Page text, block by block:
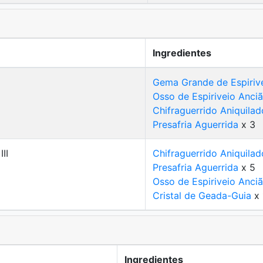
Ingredientes
Gema Grande de
Osso de Espiriveio
Chifraguerrido
Presafria Aguerrida x 3
Chifraguerrido
Presafria Aguerrida x 5
Osso de Espiriveio
Cristal de Geada-Guia x
Ingredientes